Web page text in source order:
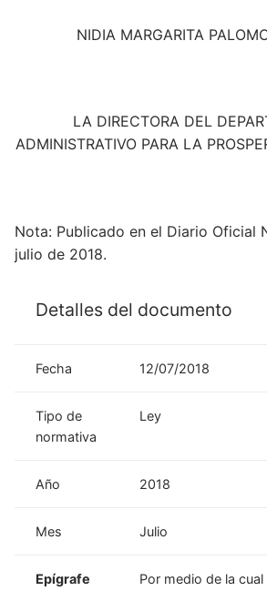
NIDIA MARGARITA
LA DIRECTORA DEL
ADMINISTRATIVO PARA LA
Nota: Publicado en el Diario Oficial
julio de 2018.
Detalles del documento
Fecha 12/07/2018
Tipo de
normativa
Ley
Año 2018
Mes Julio
Epígrafe
Por medio de la